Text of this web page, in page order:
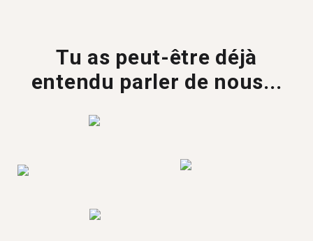
Tu as peut-être déjà
entendu parler de nous...